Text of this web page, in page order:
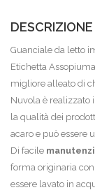
Guanciale da letto
Etichetta
migliore alleato di
Nuvola è realizzato
la qualità dei
acaro e può essere
Di facile
forma originaria
essere lavato in